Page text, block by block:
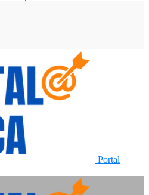
Portal